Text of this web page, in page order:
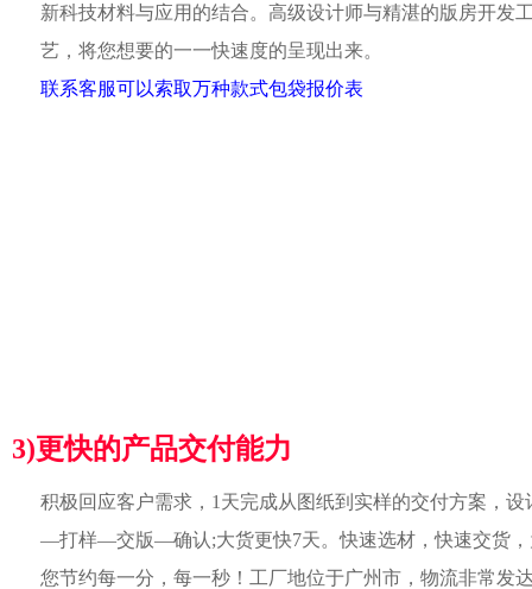
新科技材料与应用的结合。高级设计师与精湛的版房开发
艺，将您想要的一一快速度的呈现出来。
联系客服可以索取万种款式包袋报价表
3)更快的产品交付能力
积极回应客户需求，1天完成从图纸到实样的交付方案，设
—打样—交版—确认;大货更快7天。快速选材，快速交货
您节约每一分，每一秒！工厂地位于广州市，物流非常发